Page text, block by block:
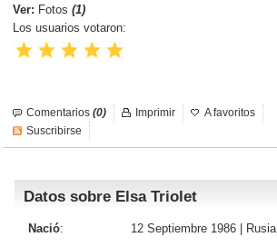
Un día como hoy
Galerías
Iniciar sesión
Ver: Fotos (1)
Los usuarios votaron:
Comentarios (0) Imprimir
A favoritos
Suscribirse
Datos sobre Elsa Triolet
Nació: 12 Septiembre 1986 |
Rusia